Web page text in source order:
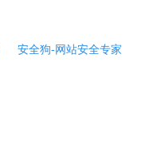
安全狗-网站安全专家